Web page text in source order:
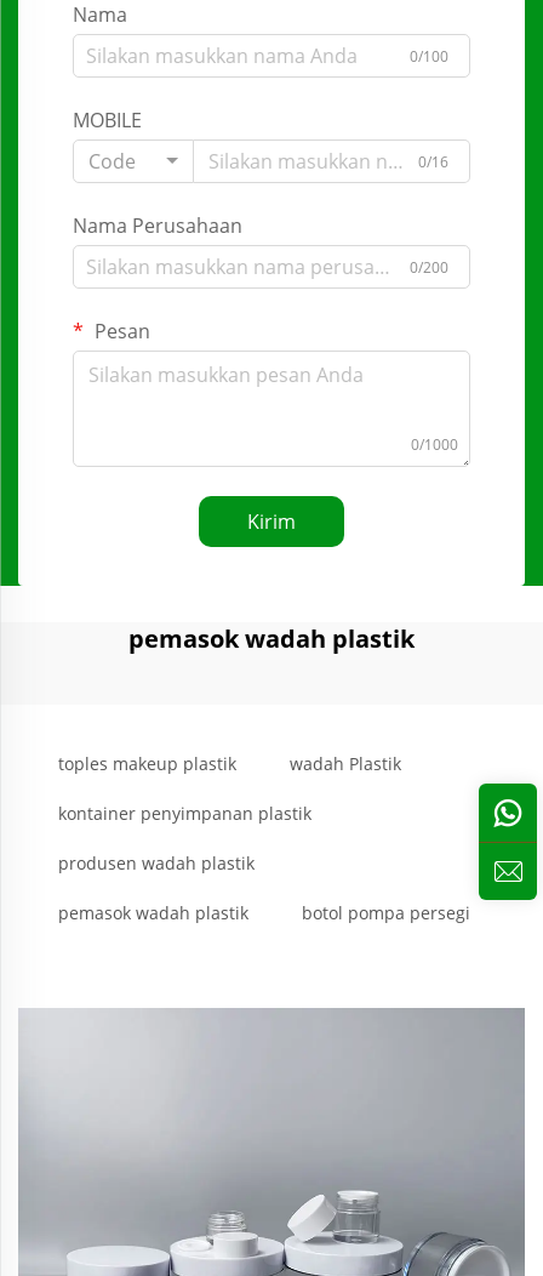
Nama
0/100
MOBILE
Code
0/16
Nama Perusahaan
0/200
Pesan
0/1000
Kirim
pemasok wadah plastik
toples makeup plastik wadah Plastik
kontainer penyimpanan plastik
produsen wadah plastik
pemasok wadah plastik botol pompa persegi